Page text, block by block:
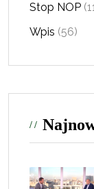
Stop NOP
Wpis (56)